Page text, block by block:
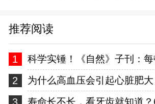
推荐阅读
1
2